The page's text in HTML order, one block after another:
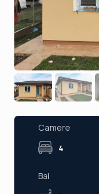
Camere
4
Bai